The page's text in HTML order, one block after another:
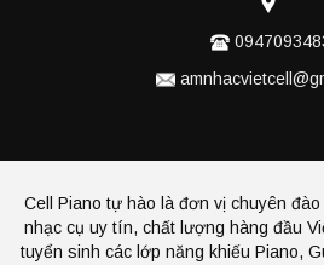
Cell Piano tự hào là đơn vị chuyên
nhạc cụ uy tín, chất lượng hàng đầu
tuyển sinh các lớp năng khiếu Piano,